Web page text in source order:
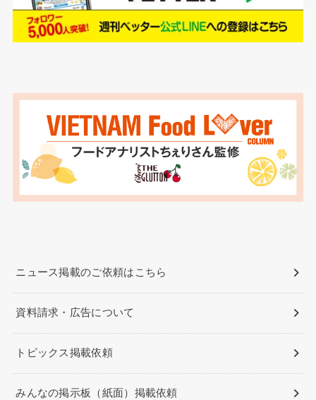
ニュース掲載のご依頼はこちら
資料請求・広告について
トピックス掲載依頼
みんなの掲示板（紙面）掲載依頼